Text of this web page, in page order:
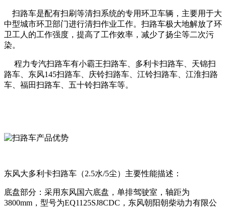
扫路车是配有扫刷等清扫系统的专用环卫车辆，主要用于大
中型城市环卫部门进行清扫作业工作。 扫路车极大地解放了环
卫工人的工作强度，提高了工作效率，减少了扬尘等二次污
染。
程力专汽扫路车有小霸王扫路车、多利卡扫路车、天锦扫
路车、东风145扫路车、庆铃扫路车、江铃扫路车、江淮扫路
车、福田扫路车、五十铃扫路车等。
东风大多利卡扫路车（2.5水/5尘）主要性能描述：
底盘部分：采用东风国六底盘，单排驾驶室，轴距为
3800mm，型号为EQ1125SJ8CDC，东风朝阳朝柴动力有限公